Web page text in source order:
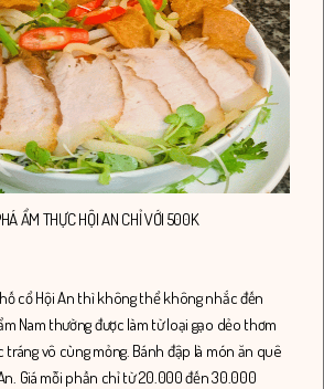
ẨM THỰC HỘI AN CHỈ VỚI 500K
cổ Hội An thì không thể không nhắc đến
Nam thường được làm từ loại gạo dẻo thơm
tráng vô cùng mỏng. Bánh đập là món ăn quê
Giá mỗi phần chỉ từ 20.000 đến 30.000